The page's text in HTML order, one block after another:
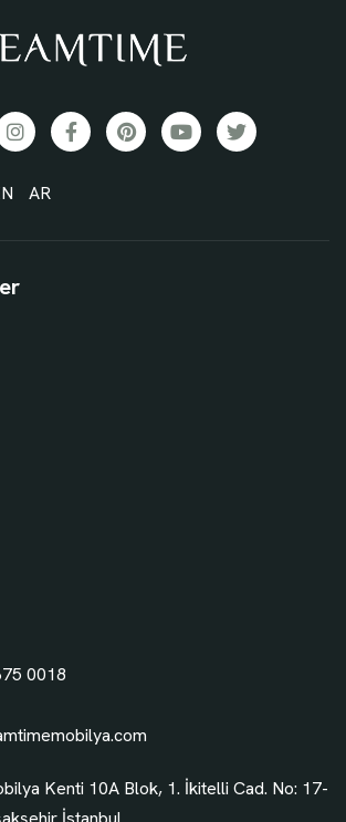
AR
0018
Kenti 10A Blok, 1. İkitelli Cad. No: 17-